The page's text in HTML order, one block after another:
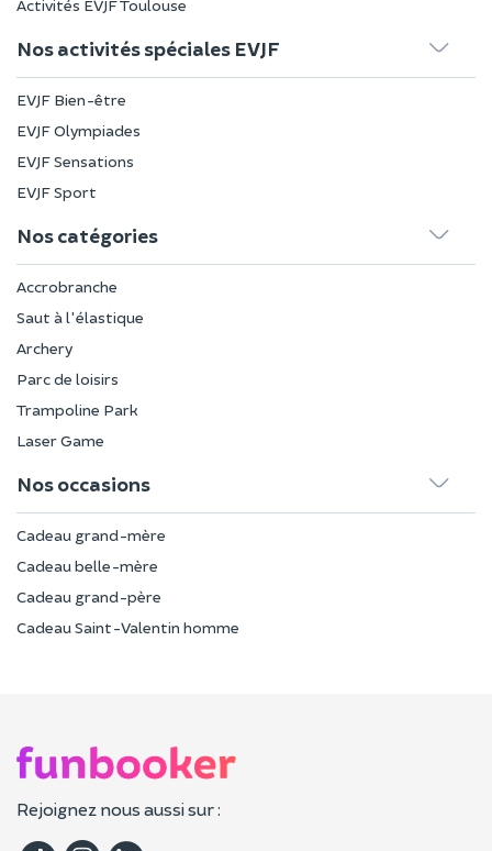
Activités EVJF Toulouse
Nos activités spéciales EVJF
EVJF Bien-être
EVJF Olympiades
EVJF Sensations
EVJF Sport
Nos catégories
Accrobranche
Saut à l'élastique
Archery
Parc de loisirs
Trampoline Park
Laser Game
Nos occasions
Cadeau grand-mère
Cadeau belle-mère
Cadeau grand-père
Cadeau Saint-Valentin homme
Rejoignez nous aussi sur :